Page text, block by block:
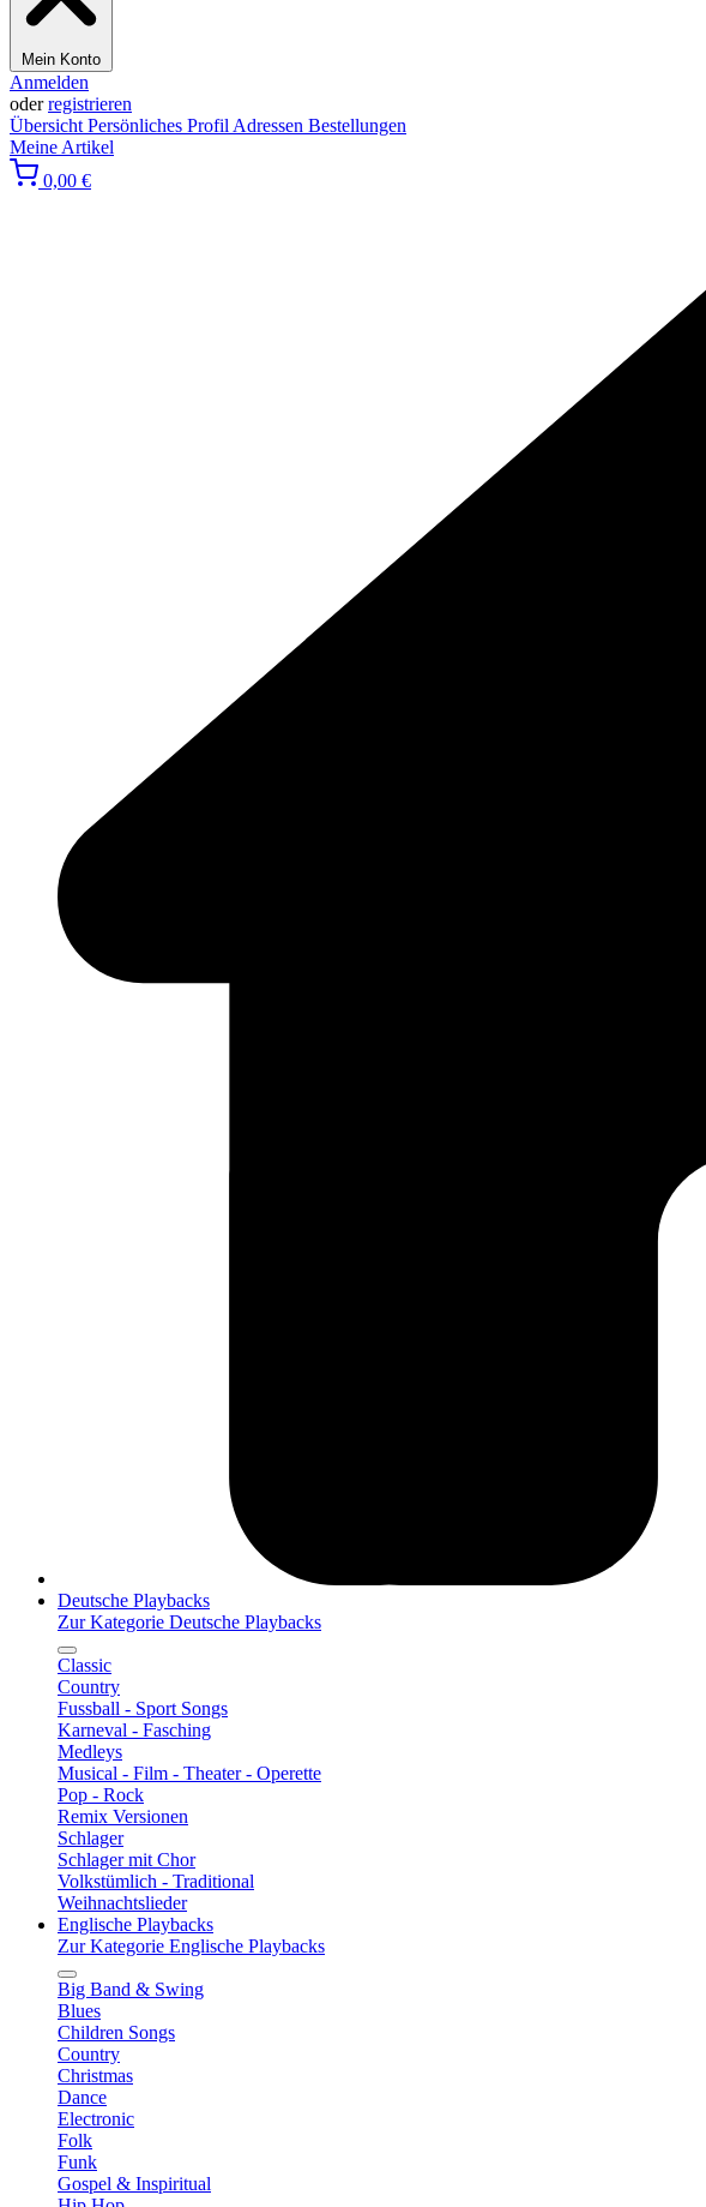
Mein Konto
Anmelden
oderregistrieren
Übersicht Persönliches Profil Adressen Bestellungen
Meine Artikel
0,00 €
Deutsche Playbacks
Zur Kategorie Deutsche Playbacks
Classic
Country
Fussball - Sport Songs
Karneval - Fasching
Medleys
Musical - Film - Theater - Operette
Pop - Rock
Remix Versionen
Schlager
Schlager mit Chor
Volkstümlich - Traditional
Weihnachtslieder
Englische Playbacks
Zur Kategorie Englische Playbacks
Big Band & Swing
Blues
Children Songs
Country
Christmas
Dance
Electronic
Folk
Funk
Gospel & Inspiritual